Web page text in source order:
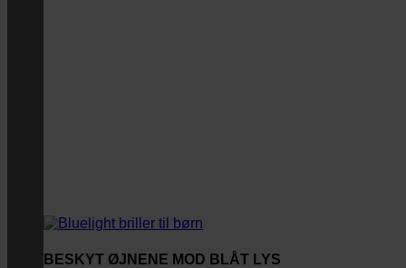
BESKYT ØJNENE MOD BLÅT LYS